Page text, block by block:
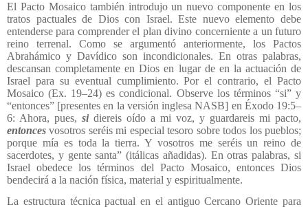
El Pacto Mosaico también introdujo un nuevo componente en los
tratos pactuales de Dios con Israel. Este nuevo elemento debe
entenderse para comprender el plan divino concerniente a un futuro
reino terrenal. Como se argumentó anteriormente, los Pactos
Abrahámico y Davídico son incondicionales. En otras palabras,
descansan completamente en Dios en lugar de en la actuación de
Israel para su eventual cumplimiento. Por el contrario, el Pacto
Mosaico (Ex. 19–24) es condicional. Observe los términos “si” y
“entonces” [presentes en la versión inglesa NASB] en Éxodo 19:5–
6: Ahora, pues, sidiereis oído a mi voz, y guardareis mi pacto,
entonces vosotros seréis mi especial tesoro sobre todos los pueblos;
porque mía es toda la tierra. Y vosotros me seréis un reino de
sacerdotes, y gente santa” (itálicas añadidas). En otras palabras, si
Israel obedece los términos del Pacto Mosaico, entonces Dios
bendecirá a la nación física, material y espiritualmente.
La estructura técnica pactual en el antiguo Cercano Oriente para